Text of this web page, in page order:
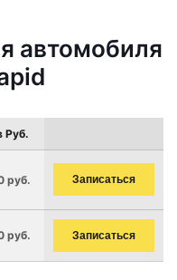
автомобиля
Руб.
руб. Записаться
руб. Записаться